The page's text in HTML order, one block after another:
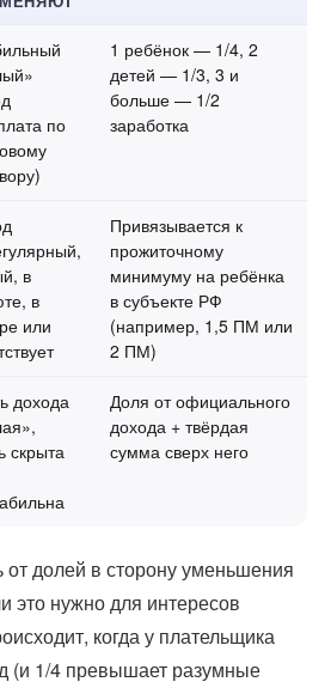
по
1 ребёнок — 1/4, 2
детей — 1/3, 3 и
больше — 1/2
заработка
в
в
или
Привязывается к
прожиточному
минимуму на ребёнка
в субъекте РФ
(например, 1,5 ПМ или
2 ПМ)
дохода
скрыта
Доля от официального
дохода + твёрдая
сумма сверх него
от долей в сторону уменьшения
это нужно для интересов
когда у плательщика
(и 1/4 превышает разумные